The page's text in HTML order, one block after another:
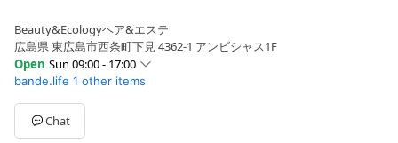
Beauty&Ecologyヘア&エステ
広島県 東広島市西条町下見 4362-1 アンビシャス1F
Open Sun 09:00 - 17:00
Sun09:00 - 17:00
MonClosed
Tue10:00 - 18:00
Wed10:00 - 18:00
bande.life 1 other items
Chat